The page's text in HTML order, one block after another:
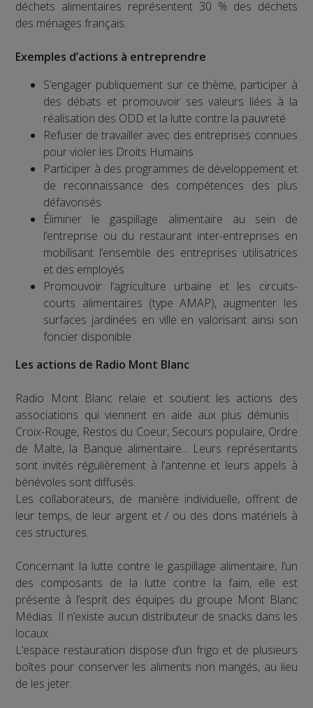
déchets alimentaires représentent 30 % des déchets
des ménages français.
Exemples d’actions à entreprendre
S’engager publiquement sur ce thème, participer à
des débats et promouvoir ses valeurs liées à la
réalisation des ODD et la lutte contre la pauvreté
Refuser de travailler avec des entreprises connues
pour violer les Droits Humains
Participer à des programmes de développement et
de reconnaissance des compétences des plus
défavorisés
Éliminer le gaspillage alimentaire au sein de
l’entreprise ou du restaurant inter-entreprises en
mobilisant l’ensemble des entreprises utilisatrices
et des employés
Promouvoir l’agriculture urbaine et les circuits-
courts alimentaires (type AMAP), augmenter les
surfaces jardinées en ville en valorisant ainsi son
foncier disponible
Les actions de Radio Mont Blanc
Radio Mont Blanc relaie et soutient les actions des
associations qui viennent en aide aux plus démunis :
Croix-Rouge, Restos du Coeur, Secours populaire, Ordre
de Malte, la Banque alimentaire... Leurs représentants
sont invités régulièrement à l’antenne et leurs appels à
bénévoles sont diffusés.
Les collaborateurs, de manière individuelle, offrent de
leur temps, de leur argent et / ou des dons matériels à
ces structures.
Concernant la lutte contre le gaspillage alimentaire, l’un
des composants de la lutte contre la faim, elle est
présente à l’esprit des équipes du groupe Mont Blanc
Médias. Il n’existe aucun distributeur de snacks dans les
locaux.
L’espace restauration dispose d’un frigo et de plusieurs
boîtes pour conserver les aliments non mangés, au lieu
de les jeter.